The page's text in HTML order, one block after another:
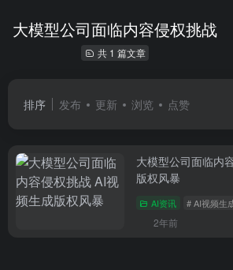
大模型公司面临内容侵权挑战
共 1 篇文章
排序 发布 更新 浏览 点赞
大模型公司面临内
版权风暴
AI资讯 # AI视频生
2年前